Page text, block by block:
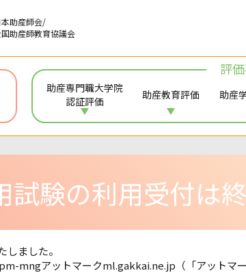
助産師会/
助産師教育協議会
評
助産専門職大学院
認証評価
助産教育評価 助産
験の利用受付は
ました。
mngアットマークml.gakkai.ne.jp （「アットマ